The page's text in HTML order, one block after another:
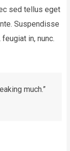
sed tellus eget
Suspendisse
in, nunc.
much.”